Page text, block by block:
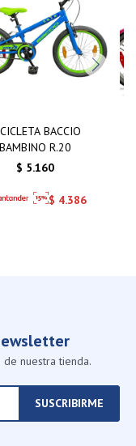
BACCIO
BAMBINO R.20
$ 5.160
$ 4.386
nuestra tienda.
SUSCRIBIRME